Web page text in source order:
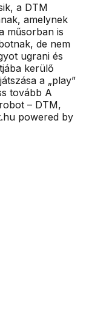
a DTM
amelynek
műsorban is
de nem
ugrani és
kerülő
a „play”
tovább A
– DTM,
powered by